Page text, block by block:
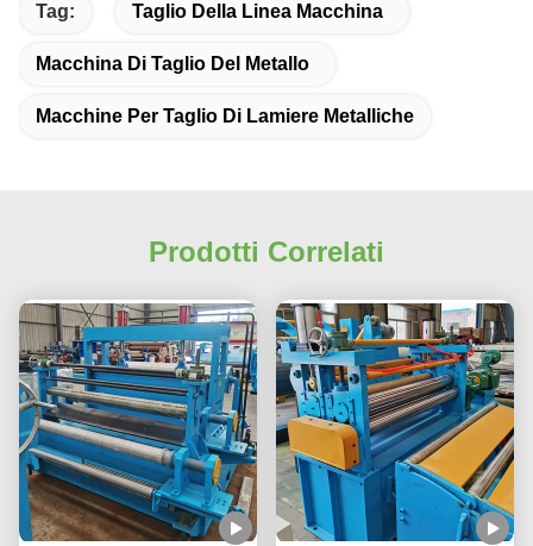
Tag: Taglio Della Linea Macchina
Macchina Di Taglio Del Metallo
Macchine Per Taglio Di Lamiere Metalliche
Prodotti Correlati